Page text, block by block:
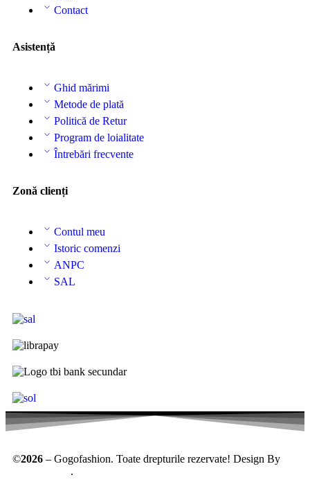
Contact
Asistență
Ghid mărimi
Metode de plată
Politică de Retur
Program de loialitate
Întrebări frecvente
Zonă clienți
Contul meu
Istoric comenzi
ANPC
SAL
©2026 – Gogofashion. Toate drepturile rezervate! Design By
.